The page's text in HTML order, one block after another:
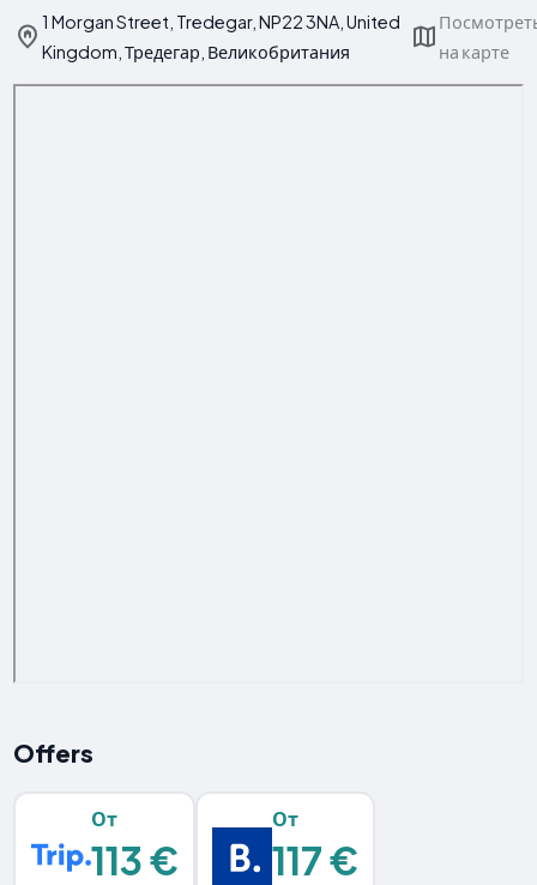
1 Morgan Street, Tredegar, NP22 3NA, United
Kingdom, Тредегар, Великобритания
на карте
Offers
От
113 €
От
117 €